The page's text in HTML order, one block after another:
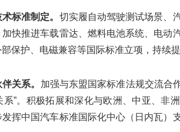
标准制定。 切实履自动驾驶测试场景、
快推进车载雷达、燃料电池系统、电动
保护、电磁兼容等国际标准立项，持续
关系。 加强与东盟国家标准法规交流合
”。积极拓展和深化与欧洲、中亚、非
挥中国汽车标准国际化中心（日内瓦）